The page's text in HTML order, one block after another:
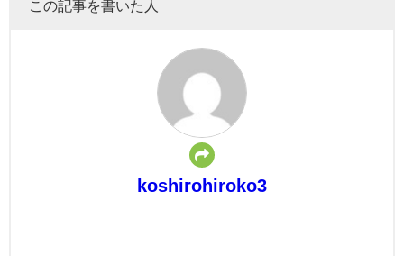
この記事を書いた人
koshirohiroko3